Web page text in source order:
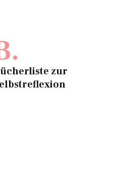
zur